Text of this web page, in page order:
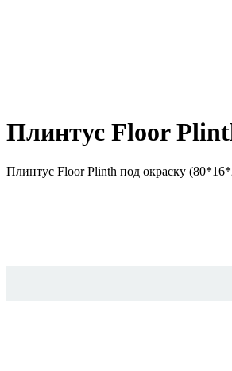
Плинтус Floor
Плинтус Floor Plinth под окраску